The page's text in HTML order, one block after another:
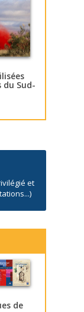
Sud-
et
de